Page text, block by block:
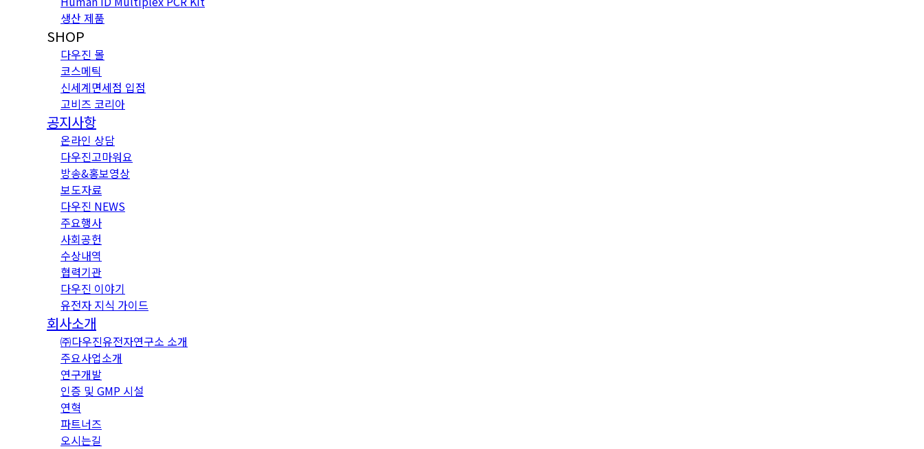
생산 제품
SHOP
다우진 몰
코스메틱
신세계면세점 입점
고비즈 코리아
공지사항
온라인 상담
다우진고마워요
방송&홍보영상
보도자료
다우진 NEWS
주요행사
사회공헌
수상내역
협력기관
다우진 이야기
유전자 지식 가이드
회사소개
㈜다우진유전자연구소 소개
주요사업소개
연구개발
인증 및 GMP 시설
연혁
파트너즈
오시는길